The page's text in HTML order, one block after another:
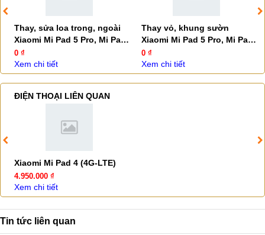
Thay, sửa loa trong, ngoài
Xiaomi Mi Pad 5 Pro, Mi Pad
5
0 ₫
Xem chi tiết
Thay vỏ, khung sườn
Xiaomi Mi Pad 5 Pro, Mi Pad
5
0 ₫
Xem chi tiết
ĐIỆN THOẠI LIÊN QUAN
Xiaomi Mi Pad 4 (4G-LTE)
4.950.000 ₫
Xem chi tiết
Tin tức liên quan